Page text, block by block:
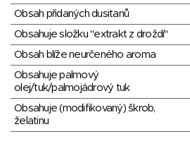
Obsah přidaných dusitanů
Obsahuje složku "extrakt z droždí"
Obsah blíže neurčeného aroma
Obsahuje palmový
olej/tuk/palmojádrový tuk
Obsahuje (modifikovaný) škrob,
želatinu